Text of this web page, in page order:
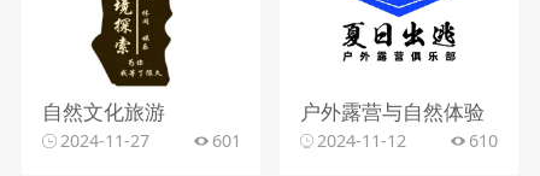
自然文化旅游
2024-11-27 601
户外露营与自然体验
2024-11-12 610